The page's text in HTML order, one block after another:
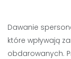
Dawanie
które wpływają
obdarowanych.